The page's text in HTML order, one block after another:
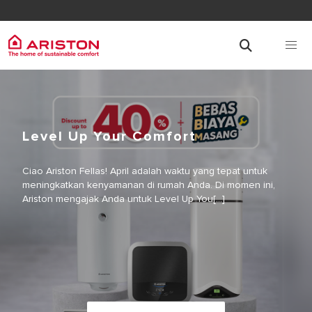
Level Up Your Comfort
Ciao Ariston Fellas! April adalah waktu yang tepat untuk
meningkatkan kenyamanan di rumah Anda. Di momen ini,
Ariston mengajak Anda untuk Level Up You[...]